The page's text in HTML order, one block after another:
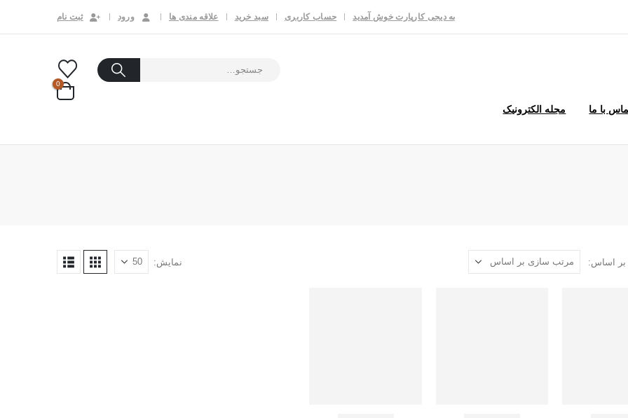
به دیجی کارپارت خوش آمدید حساب کاربری سبد خرید علاقه مندی ها ورود ثبت نام
با ما مجله الکترونیک
0
اساس: نمایش: